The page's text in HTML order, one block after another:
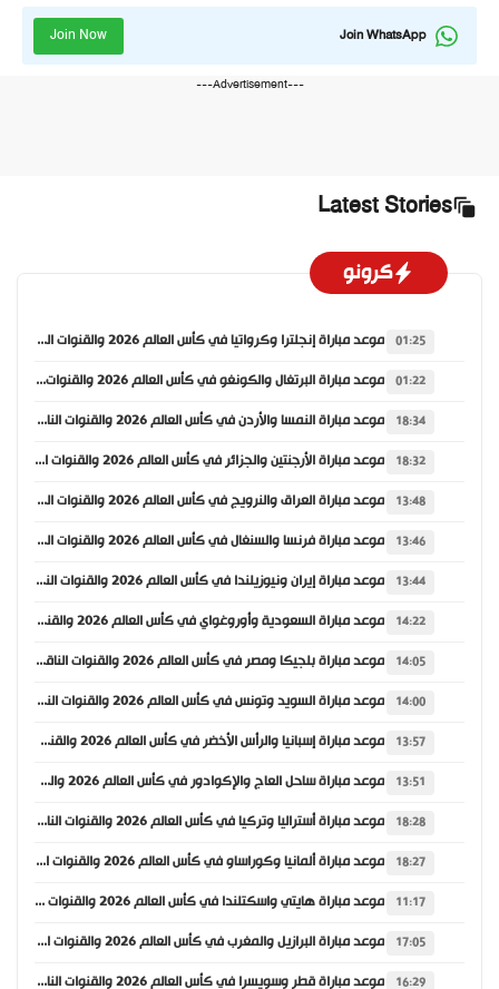
Join WhatsApp
Join Now
---Advertisement---
Latest Stories
كرونو
01:25 موعد مباراة إنجلترا وكرواتيا في كأس العالم 2026 والقنوات الناقلة
01:22 موعد مباراة البرتغال والكونغو في كأس العالم 2026 والقنوات الناقلة
18:34 موعد مباراة النمسا والأردن في كأس العالم 2026 والقنوات الناقلة
18:32 موعد مباراة الأرجنتين والجزائر في كأس العالم 2026 والقنوات الناقلة
13:48 موعد مباراة العراق والنرويج في كأس العالم 2026 والقنوات الناقلة
13:46 موعد مباراة فرنسا والسنغال في كأس العالم 2026 والقنوات الناقلة
13:44 موعد مباراة إيران ونيوزيلندا في كأس العالم 2026 والقنوات الناقلة
14:22 موعد مباراة السعودية وأوروغواي في كأس العالم 2026 والقنوات الناقلة
14:05 موعد مباراة بلجيكا ومصر في كأس العالم 2026 والقنوات الناقلة
14:00 موعد مباراة السويد وتونس في كأس العالم 2026 والقنوات الناقلة
13:57 موعد مباراة إسبانيا والرأس الأخضر في كأس العالم 2026 والقنوات الناقلة
13:51 موعد مباراة ساحل العاج والإكوادور في كأس العالم 2026 والقنوات الناقلة
18:28 موعد مباراة أستراليا وتركيا في كأس العالم 2026 والقنوات الناقلة
18:27 موعد مباراة ألمانيا وكوراساو في كأس العالم 2026 والقنوات الناقلة
11:17 موعد مباراة هايتي واسكتلندا في كأس العالم 2026 والقنوات الناقلة
17:05 موعد مباراة البرازيل والمغرب في كأس العالم 2026 والقنوات الناقلة
16:29 موعد مباراة قطر وسويسرا في كأس العالم 2026 والقنوات الناقلة